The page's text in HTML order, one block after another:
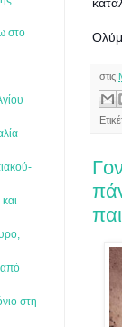
στις
στο
από
στη